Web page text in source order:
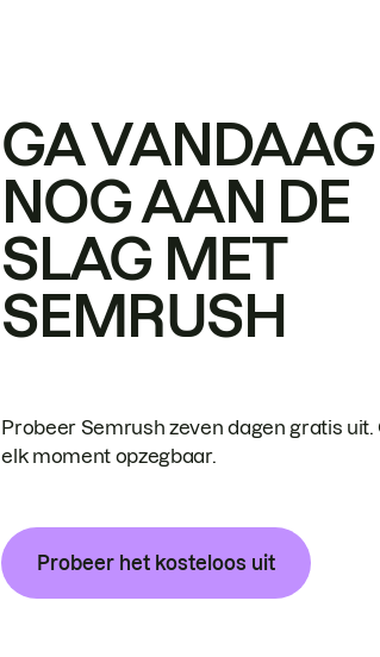
GA VANDAAG
NOG AAN DE
SLAG MET
SEMRUSH
Probeer Semrush zeven dagen gratis uit.
elk moment opzegbaar.
Probeer het kosteloos uit